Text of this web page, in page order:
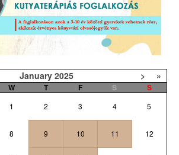
January 2025 > »
W T F S
S
1 2 3 4 5
8 9 10 11 12